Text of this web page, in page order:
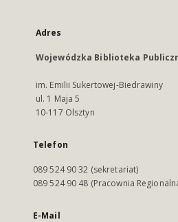
Adres
Wojewódzka Biblioteka
im. Emilii Sukertowej-Biedrawiny
ul. 1 Maja 5
10-117 Olsztyn
Telefon
089 524 90 32 (sekretariat)
089 524 90 48 (Pracownia
E-Mail